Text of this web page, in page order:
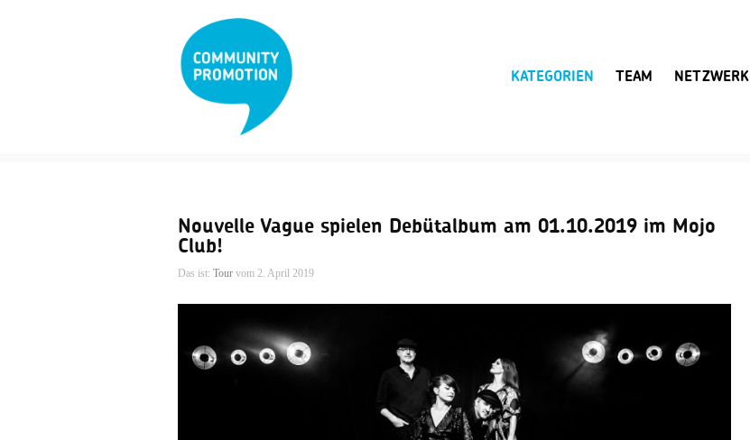
KATEGORIEN TEAM NETZWERK
Nouvelle Vague spielen Debütalbum am 01.10.2019 im Mojo
Club!
Das ist: Tour vom 2. April 2019